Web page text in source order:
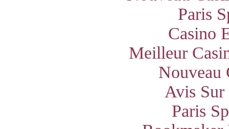
Paris
Casino
Meilleur
Nouveau
Avis Sur
Paris